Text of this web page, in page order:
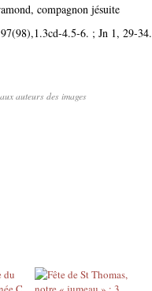
compagnon jésuite
4.5-6. ; Jn 1, 29-34.
auteurs des images